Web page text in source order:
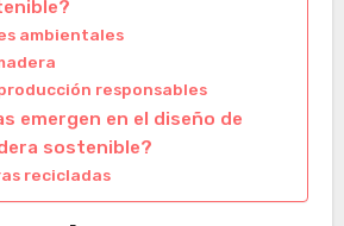
ambientales
responsables
emergen en el diseño de
sostenible?
recicladas